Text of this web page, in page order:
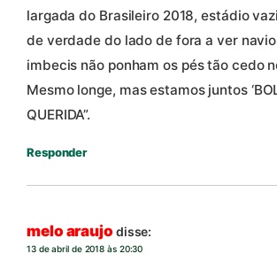
largada do Brasileiro 2018, estádio
de verdade do lado de fora a ver
imbecis não ponham os pés tão cedo
Mesmo longe, mas estamos juntos
QUERIDA”.
Responder
melo araujo disse:
13 de abril de 2018 às 20:30